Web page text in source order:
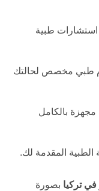
استشارات طبية
طبي مخصص لحالتك
بالكامل
الطبية المقدمة لك.
في تركيا بصورة